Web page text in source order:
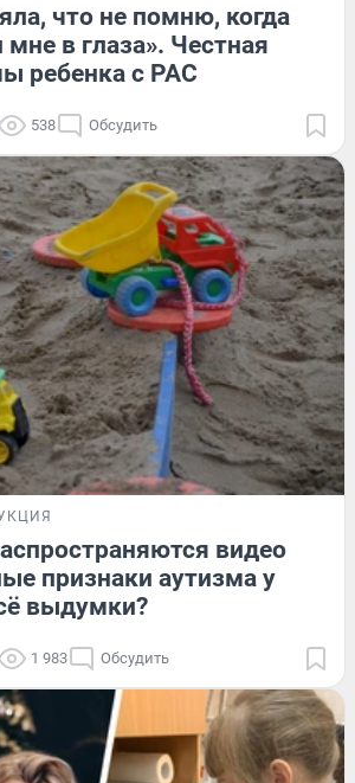
что не помню, когда
в глаза». Честная
ребенка с РАС
538 Обсудить
видео
признаки аутизма у
выдумки?
1 983 Обсудить